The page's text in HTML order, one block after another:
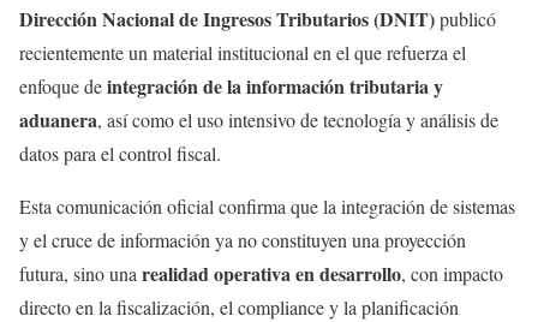
Dirección Nacional de Ingresos Tributarios (DNIT)publicó
recientemente un material institucional en el que refuerza el
enfoque deintegración de la información tributaria y
aduanera, así como el uso intensivo de tecnología y análisis de
datos para el control fiscal.
Esta comunicación oficial confirma que la integración de sistemas
y el cruce de información ya no constituyen una proyección
futura, sino una realidad operativa en desarrollo, con impacto
directo en la fiscalización, el compliance y la planificación